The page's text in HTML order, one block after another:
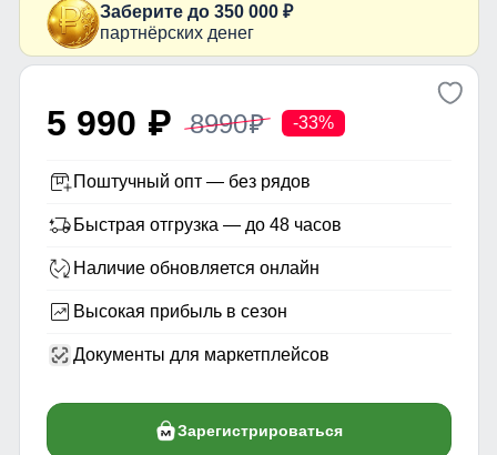
Заберите до 350 000 ₽
партнёрских денег
5 990 p 8990p -33%
Поштучный опт — без рядов
Быстрая отгрузка — до 48 часов
Наличие обновляется онлайн
Высокая прибыль в сезон
Документы для маркетплейсов
Зарегистрироваться